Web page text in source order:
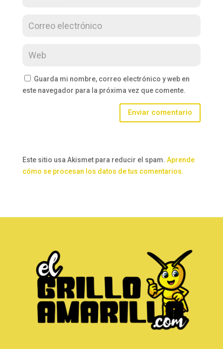
Guarda mi nombre, correo electrónico y web en
este navegador para la próxima vez que comente.
Enviar comentario
Este sitio usa Akismet para reducir el spam. Aprende
cómo se procesan los datos de tus comentarios.